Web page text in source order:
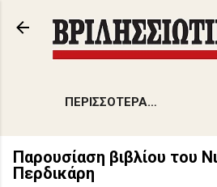
Μετάβαση στο κύριο
ΠΕΡΙΣΣΌΤΕΡΑ…
Παρουσίαση βιβλίου του
Περδικάρη